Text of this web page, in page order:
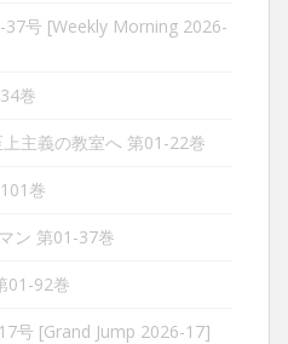
号 [Weekly Morning 2026-
巻
主義の教室へ 第01-22巻
巻
ン 第01-37巻
01-92巻
号 [Grand Jump 2026-17]